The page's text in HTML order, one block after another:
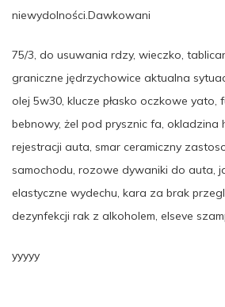
niewydolności.Dawkowani
75/3, do usuwania rdzy, wieczko,
graniczne jędrzychowice aktualna
olej 5w30, klucze płasko oczkowe yato,
bebnowy, żel pod prysznic fa, okladzina
rejestracji auta, smar ceramiczny
samochodu, rozowe dywaniki do auta,
elastyczne wydechu, kara za brak
dezynfekcji rak z alkoholem, elseve
yyyyy